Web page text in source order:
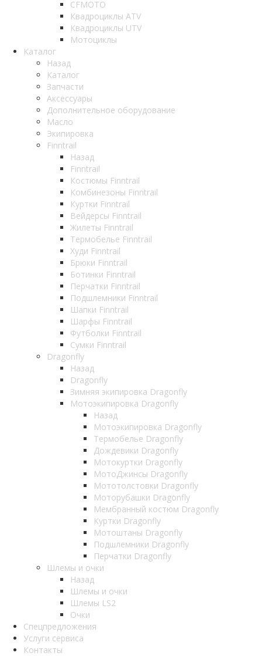
CFMOTO
Квадроциклы ATV
Квадроциклы UTV
Мотоциклы
Каталог
Назад
Каталог
Запчасти
Аксессуары
Дополнительное оборудование
Масло
Экипировка
Finntrail
Назад
Finntrail
Костюмы Finntrail
Комбинезоны Finntrail
Куртки Finntrail
Вейдерсы Finntrail
Жилеты Finntrail
Термобелье Finntrail
Худи Finntrail
Брюки Finntrail
Ботинки Finntrail
Перчатки Finntrail
Подшлемники Finntrail
Шапки Finntrail
Шарфы Finntrail
Футболки Finntrail
Сумки Finntrail
Dragonfly
Назад
Dragonfly
Зимняя экипировка Dragonfly
Мотоэкипировка Dragonfly
Назад
Мотоэкипировка Dragonfly
Термобелье Dragonfly
Дождевики Dragonfly
Мотокуртки Dragonfly
МотоДжинсы Dragonfly
Мототолстовки Dragonfly
Моторубашки Dragonfly
Мембранный костюм Dragonfly
Куртки Dragonfly
Мотоштаны Dragonfly
Подшлемники Dragonfly
Перчатки Dragonfly
Шлемы и очки
Назад
Шлемы и очки
Шлемы LS2
Очки
Спецпредложения
Услуги сервиса
Контакты